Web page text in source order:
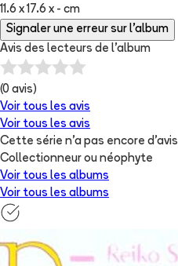
11.6 x 17.6 x - cm
Signaler une erreur sur l'album
Avis des lecteurs de l'album
(0 avis)
Voir tous les avis
Voir tous les avis
Cette série n'a pas encore d'avis
Collectionneur ou néophyte
Voir tous les albums
Voir tous les albums